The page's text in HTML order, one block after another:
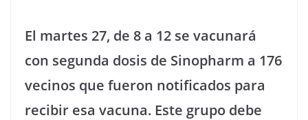
El martes 27, de 8 a 12 se vacunará
con segunda dosis de Sinopharm a 176
vecinos que fueron notificados para
recibir esa vacuna. Este grupo debe